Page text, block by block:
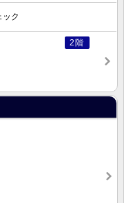
ク
2階